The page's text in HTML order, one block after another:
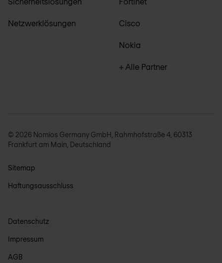
Netzwerklösungen Cisco
Nokia
+ Alle Partner
© 2026 Nomios Germany GmbH, Rahmhofstraße 4, 60313
Frankfurt am Main, Deutschland
Sitemap
Haftungsausschluss
Datenschutz
Impressum
AGB